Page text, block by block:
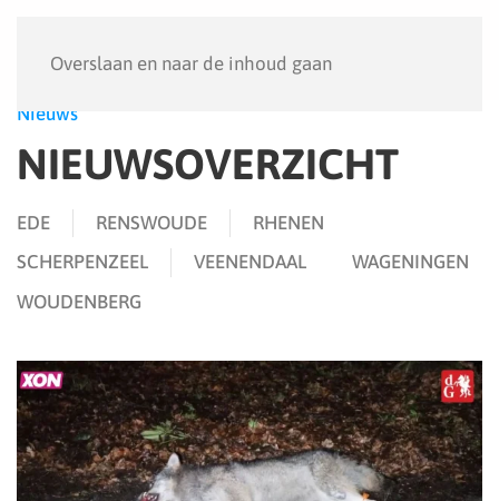
Overslaan en naar de inhoud gaan
Nieuws
NIEUWSOVERZICHT
EDE RENSWOUDE
RHENEN
SCHERPENZEEL
VEENENDAAL
WAGENINGEN
WOUDENBERG